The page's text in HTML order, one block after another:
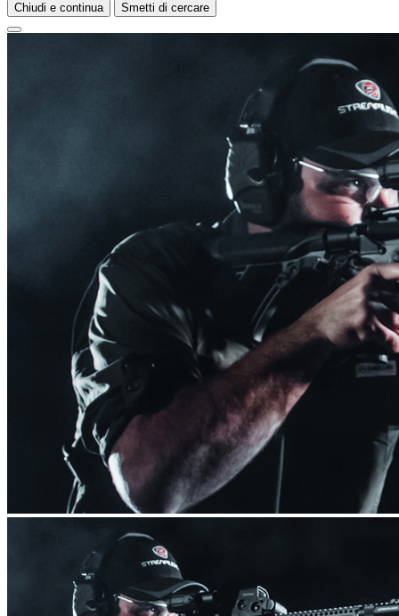
Chiudi e continua Smetti di cercare